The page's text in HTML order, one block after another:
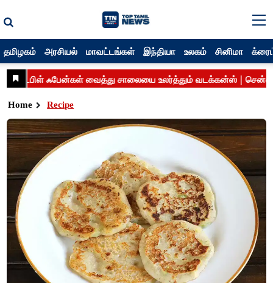
தமிழகம் அரசியல் மாவட்டங்கள் இந்தியா உலகம் சினிமா
Home Recipe